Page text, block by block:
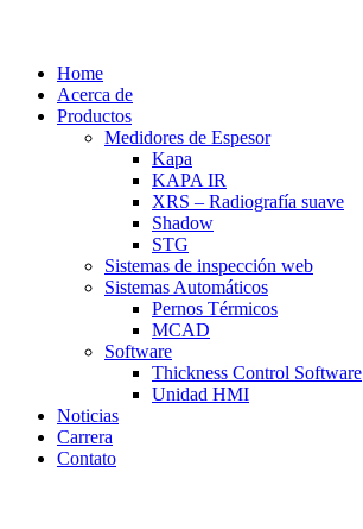
Home
Acerca de
Productos
Medidores de Espesor
Kapa
KAPA IR
XRS – Radiografía suave
Shadow
STG
Sistemas de inspección web
Sistemas Automáticos
Pernos Térmicos
MCAD
Software
Thickness Control Software
Unidad HMI
Noticias
Carrera
Contato